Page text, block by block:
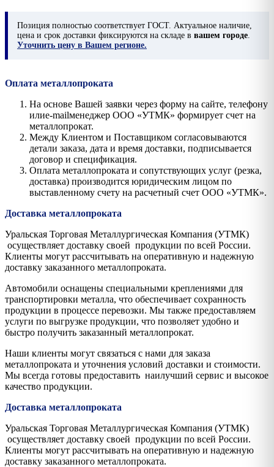
Позиция полностью соответствует ГОСТ. Актуальное наличие,
цена и срок доставки фиксируются на складе в вашем городе
Уточнить цену в Вашем регионе.
Оплата металлопроката
На основе Вашей заявки через форму на сайте, телефону
илиe-mailменеджер ООО «УТМК» формирует счет на
металлопрокат.
Между Клиентом и Поставщиком согласовываются
детали заказа, дата и время доставки, подписывается
договор и спецификация.
Оплата металлопроката и сопутствующих услуг (резка,
доставка) производится юридическим лицом по
выставленному счету на расчетный счет ООО «УТМК».
Доставка металлопроката
Уральская Торговая Металлургическая Компания (УТМК)
осуществляет доставку своей продукции по всей России.
Клиенты могут рассчитывать на оперативную и надежную
доставку заказанного металлопроката.
Автомобили оснащены специальными креплениями для
транспортировки металла, что обеспечивает сохранность
продукции в процессе перевозки. Мы также предоставляем
услуги по выгрузке продукции, что позволяет удобно и
быстро получить заказанный металлопрокат.
Наши клиенты могут связаться с нами для заказа
металлопроката и уточнения условий доставки и стоимости.
Мы всегда готовы предоставить наилучший сервис и высокое
качество продукции.
Доставка металлопроката
Уральская Торговая Металлургическая Компания (УТМК)
осуществляет доставку своей продукции по всей России.
Клиенты могут рассчитывать на оперативную и надежную
доставку заказанного металлопроката.